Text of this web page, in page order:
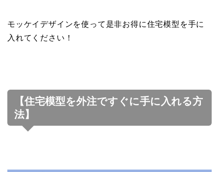
モッケイデザインを使って是非お得に住宅模型を手に
入れてください！
【住宅模型を外注ですぐに手に入れる方
法】